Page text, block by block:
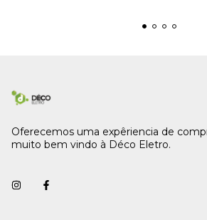
Oferecemos uma expêriencia de
muito bem vindo à Déco Eletro.